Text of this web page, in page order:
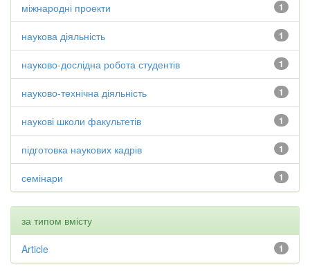
1
міжнародні проекти
1
наукова діяльність
1
науково-дослідна робота студентів
1
науково-технічна діяльність
1
наукові школи факультетів
1
підготовка наукових кадрів
1
семінари
за типом вмісту
1
Article